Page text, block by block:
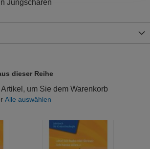
Jungscharen
dieser Reihe
um Sie dem Warenkorb
Alle auswählen